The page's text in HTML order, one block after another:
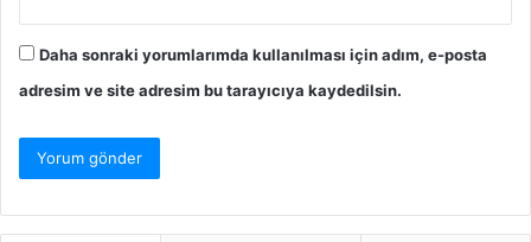
Daha sonraki yorumlarımda kullanılması için adım, e-posta
adresim ve site adresim bu tarayıcıya kaydedilsin.